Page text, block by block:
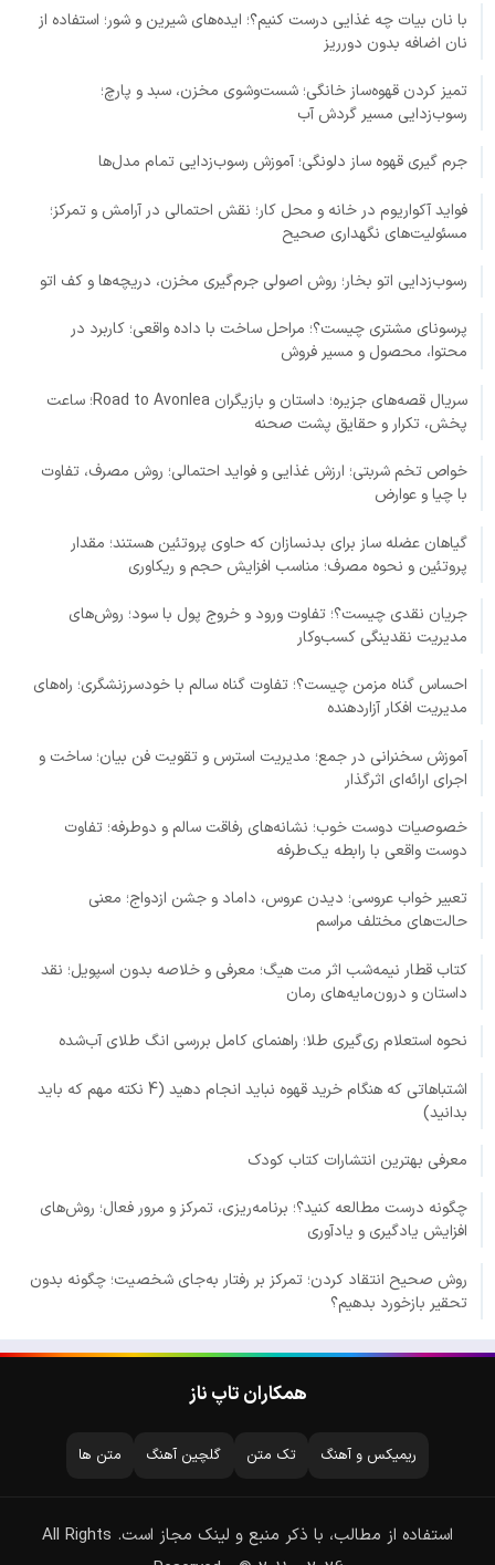
با نان بیات چه غذایی درست کنیم؟؛ ایده‌های شیرین و شور؛ استفاده از
نان اضافه بدون دورریز
تمیز کردن قهوه‌ساز خانگی؛ شست‌وشوی مخزن، سبد و پارچ؛
رسوب‌زدایی مسیر گردش آب
جرم گیری قهوه ساز دلونگی؛ آموزش رسوب‌زدایی تمام مدل‌ها
فواید آکواریوم در خانه و محل کار؛ نقش احتمالی در آرامش و تمرکز؛
مسئولیت‌های نگهداری صحیح
رسوب‌زدایی اتو بخار؛ روش اصولی جرم‌گیری مخزن، دریچه‌ها و کف اتو
پرسونای مشتری چیست؟؛ مراحل ساخت با داده واقعی؛ کاربرد در
محتوا، محصول و مسیر فروش
سریال قصه‌های جزیره؛ داستان و بازیگران Road to Avonlea؛ ساعت
پخش، تکرار و حقایق پشت صحنه
خواص تخم شربتی؛ ارزش غذایی و فواید احتمالی؛ روش مصرف، تفاوت
با چیا و عوارض
گیاهان عضله ساز برای بدنسازان که حاوی پروتئین هستند؛ مقدار
پروتئین و نحوه مصرف؛ مناسب افزایش حجم و ریکاوری
جریان نقدی چیست؟؛ تفاوت ورود و خروج پول با سود؛ روش‌های
مدیریت نقدینگی کسب‌وکار
احساس گناه مزمن چیست؟؛ تفاوت گناه سالم با خودسرزنشگری؛ راه‌های
مدیریت افکار آزاردهنده
آموزش سخنرانی در جمع؛ مدیریت استرس و تقویت فن بیان؛ ساخت و
اجرای ارائه‌ای اثرگذار
خصوصیات دوست خوب؛ نشانه‌های رفاقت سالم و دوطرفه؛ تفاوت
دوست واقعی با رابطه یک‌طرفه
تعبیر خواب عروسی؛ دیدن عروس، داماد و جشن ازدواج؛ معنی
حالت‌های مختلف مراسم
کتاب قطار نیمه‌شب اثر مت هیگ؛ معرفی و خلاصه بدون اسپویل؛ نقد
داستان و درون‌مایه‌های رمان
نحوه استعلام ری‌گیری طلا؛ راهنمای کامل بررسی انگ طلای آب‌شده
اشتباهاتی که هنگام خرید قهوه نباید انجام دهید (4 نکته مهم که باید
بدانید)
معرفی بهترین انتشارات کتاب کودک
چگونه درست مطالعه کنید؟؛ برنامه‌ریزی، تمرکز و مرور فعال؛ روش‌های
افزایش یادگیری و یادآوری
روش صحیح انتقاد کردن؛ تمرکز بر رفتار به‌جای شخصیت؛ چگونه بدون
تحقیر بازخورد بدهیم؟
همکاران تاپ ناز
ریمیکس و آهنگ تک متن گلچین آهنگ متن ها
استفاده از مطالب، با ذکر منبع و لینک مجاز است. All Rights